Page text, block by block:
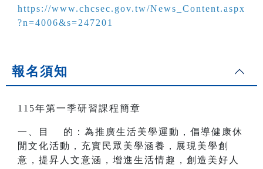
https://www.chcsec.gov.tw/News_Content.aspx
?n=4006&s=247201
報名須知
115年第一季研習課程簡章
一、目 的：為推廣生活美學運動，倡導健康休
閒文化活動，充實民眾美學涵養，展現美學創
意，提昇人文意涵，增進生活情趣，創造美好人